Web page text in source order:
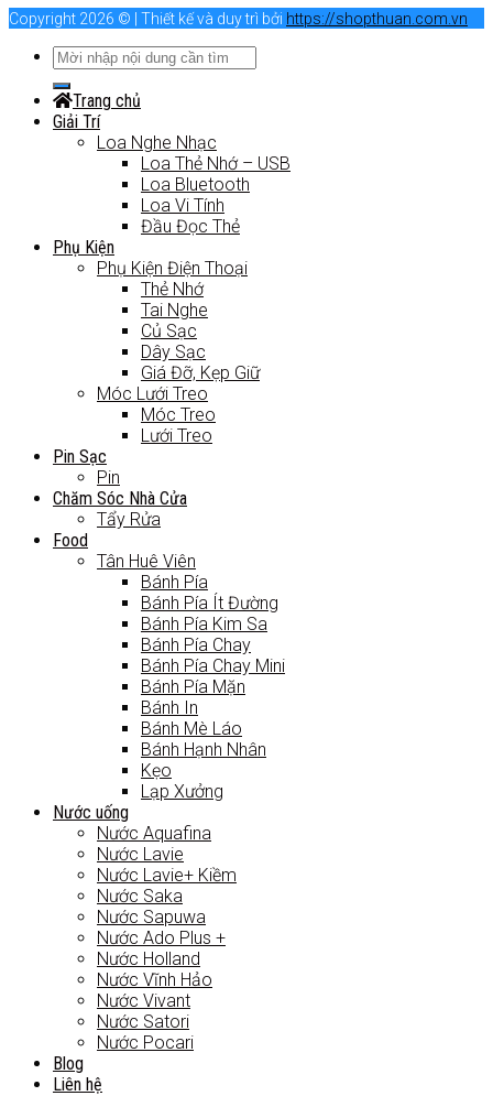
Copyright 2026 © | Thiết kế và duy trì bởi https://shopthuan.com.vn
Trang chủ
Giải Trí
Loa Nghe Nhạc
Loa Thẻ Nhớ – USB
Loa Bluetooth
Loa Vi Tính
Đầu Đọc Thẻ
Phụ Kiện
Phụ Kiện Điện Thoại
Thẻ Nhớ
Tai Nghe
Củ Sạc
Dây Sạc
Giá Đỡ, Kẹp Giữ
Móc Lưới Treo
Móc Treo
Lưới Treo
Pin Sạc
Pin
Chăm Sóc Nhà Cửa
Tẩy Rửa
Food
Tân Huê Viên
Bánh Pía
Bánh Pía Ít Đường
Bánh Pía Kim Sa
Bánh Pía Chay
Bánh Pía Chay Mini
Bánh Pía Mặn
Bánh In
Bánh Mè Láo
Bánh Hạnh Nhân
Kẹo
Lạp Xưởng
Nước uống
Nước Aquafina
Nước Lavie
Nước Lavie+ Kiềm
Nước Saka
Nước Sapuwa
Nước Ado Plus +
Nước Holland
Nước Vĩnh Hảo
Nước Vivant
Nước Satori
Nước Pocari
Blog
Liên hệ